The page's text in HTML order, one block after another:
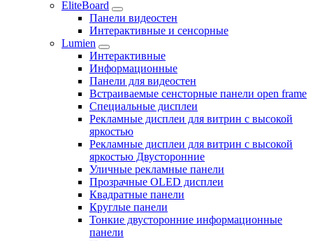
EliteBoard
Панели видеостен
Интерактивные и сенсорные
Lumien
Интерактивные
Информационные
Панели для видеостен
Встраиваемые сенсторные панели open frame
Специальные дисплеи
Рекламные дисплеи для витрин с высокой
яркостью
Рекламные дисплеи для витрин с высокой
яркостью Двусторонние
Уличные рекламные панели
Прозрачные OLED дисплеи
Квадратные панели
Круглые панели
Тонкие двусторонние информационные
панели